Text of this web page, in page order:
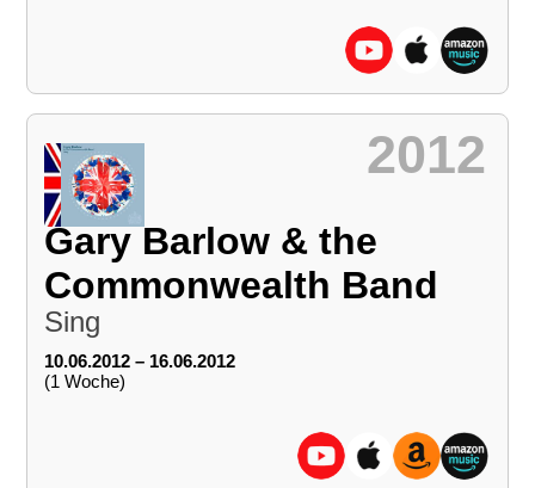
2012
Gary Barlow & the
Commonwealth Band
Sing
10.06.2012 – 16.06.2012
(1 Woche)